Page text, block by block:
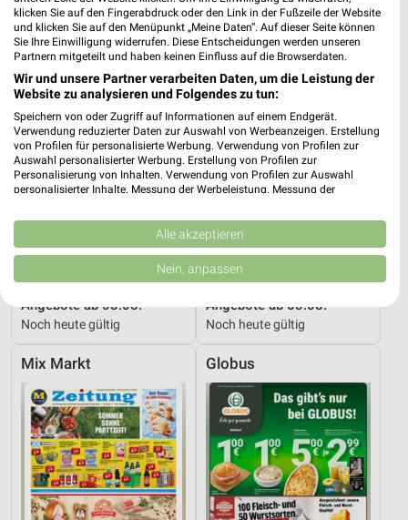
nahkauf
26,5 km
Angebote ab 03.08.
Noch heute gültig
REWE
4,8 km
Angebote ab 03.08.
Noch heute gültig
Mix Markt Globus
klicken Sie auf den Fingerabdruck oder den Link in der Fußzeile der Website
und klicken Sie auf den Menüpunkt „Meine Daten“. Auf dieser Seite können
Sie Ihre Einwilligung widerrufen. Diese Entscheidungen werden unseren
Partnern mitgeteilt und haben keinen Einfluss auf die Browserdaten.
Wir und unsere Partner verarbeiten Daten, um die Leistung der
Website zu analysieren und Folgendes zu tun:
Speichern von oder Zugriff auf Informationen auf einem Endgerät.
Verwendung reduzierter Daten zur Auswahl von Werbeanzeigen. Erstellung
von Profilen für personalisierte Werbung. Verwendung von Profilen zur
Auswahl personalisierter Werbung. Erstellung von Profilen zur
Personalisierung von Inhalten. Verwendung von Profilen zur Auswahl
personalisierter Inhalte. Messung der Werbeleistung. Messung der
Kombinationen von Daten aus verschiedenen Quellen. Entwicklung und
Verbesserung der Angebote. Verwendung reduzierter Daten zur Auswahl
von Inhalten.
Daten können außerhalb der Europäischen Union weitergegeben und in die
Website/App.
Partnerliste anzeigen (1 IAB-Anbieter)
Wir nutzen Ihre Daten für folgende Zwecke:
IAB-Verarbeitungszwecke:
Speichern von oder Zugriff auf Informationen
auf einem Endgerät
Verwendung reduzierter Daten zur Auswahl von
Werbeanzeigen
Erstellung von Profilen für personalisierte
Alle akzeptieren
Nein, anpassen